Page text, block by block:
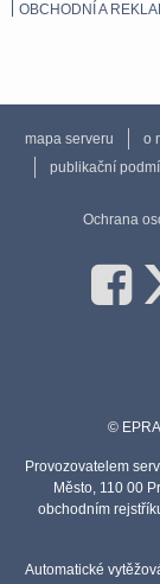
OBCHODNÍ A
mapa serveru o
publikační
Ochrana
©
Provozovatelem
Město, 110 00
obchodním
Automatické